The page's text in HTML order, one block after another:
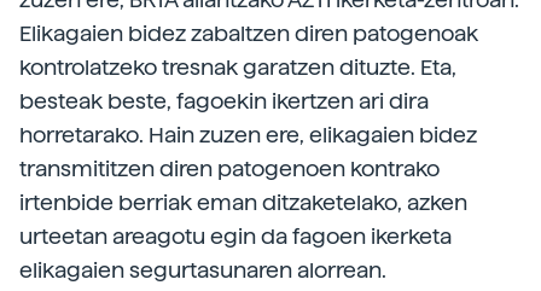
Elikagaien bidez zabaltzen diren patogenoak
kontrolatzeko tresnak garatzen dituzte. Eta,
besteak beste, fagoekin ikertzen ari dira
horretarako. Hain zuzen ere, elikagaien bidez
transmititzen diren patogenoen kontrako
irtenbide berriak eman ditzaketelako, azken
urteetan areagotu egin da fagoen ikerketa
elikagaien segurtasunaren alorrean.